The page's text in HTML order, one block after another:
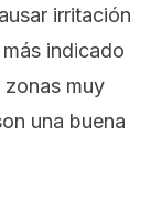
irritación
indicado
muy
una buena